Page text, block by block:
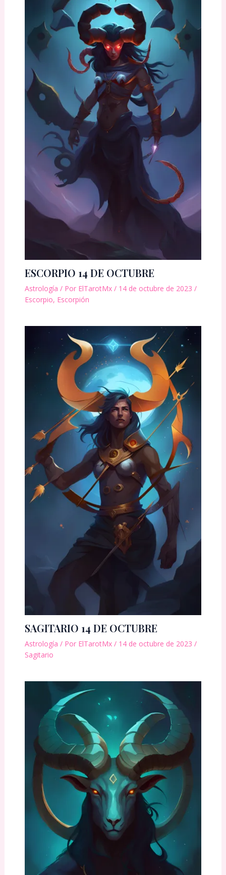
ESCORPIO 14 DE OCTUBRE
Astrología / Por ElTarotMx / 14 de octubre de 2023 /
Escorpio, Escorpión
SAGITARIO 14 DE OCTUBRE
Astrología / Por ElTarotMx / 14 de octubre de 2023 /
Sagitario